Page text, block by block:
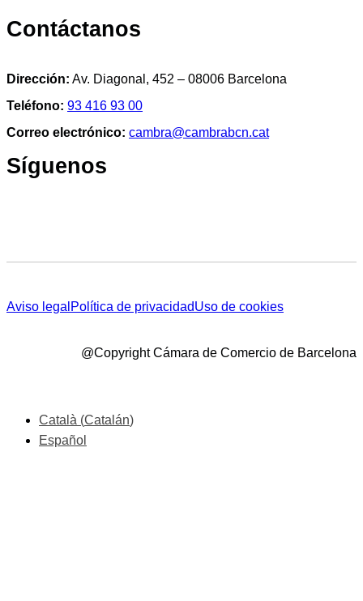
Contáctanos
Dirección: Av. Diagonal, 452 – 08006 Barcelona
Teléfono: 93 416 93 00
Correo electrónico: cambra@cambrabcn.cat
Síguenos
Aviso legal Política de privacidadUso de cookies
@Copyright Cámara de Comercio de Barcelona
Català (Catalán)
Español